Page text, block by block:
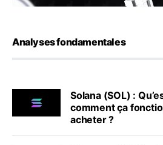
Analyses fondamentales
Solana (SOL) :
comment ça
acheter ?